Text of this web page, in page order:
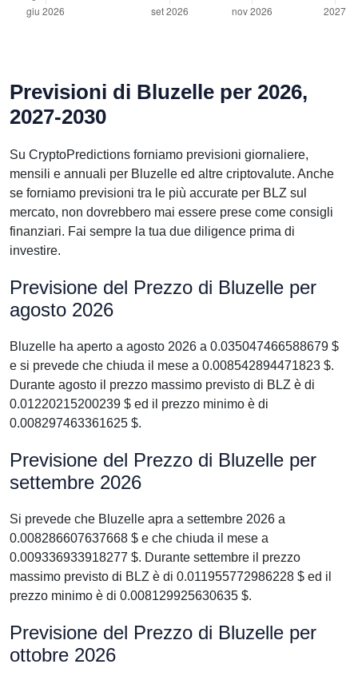
Previsioni di Bluzelle per 2026,
2027-2030
Su CryptoPredictions forniamo previsioni giornaliere,
mensili e annuali per Bluzelle ed altre criptovalute. Anche
se forniamo previsioni tra le più accurate per BLZ sul
mercato, non dovrebbero mai essere prese come consigli
finanziari. Fai sempre la tua due diligence prima di
investire.
Previsione del Prezzo di Bluzelle per
agosto 2026
Bluzelle ha aperto a agosto 2026 a 0.035047466588679 $
e si prevede che chiuda il mese a 0.008542894471823 $.
Durante agosto il prezzo massimo previsto di BLZ è di
0.01220215200239 $ ed il prezzo minimo è di
0.008297463361625 $.
Previsione del Prezzo di Bluzelle per
settembre 2026
Si prevede che Bluzelle apra a settembre 2026 a
0.008286607637668 $ e che chiuda il mese a
0.009336933918277 $. Durante settembre il prezzo
massimo previsto di BLZ è di 0.011955772986228 $ ed il
prezzo minimo è di 0.008129925630635 $.
Previsione del Prezzo di Bluzelle per
ottobre 2026